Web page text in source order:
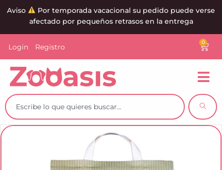
Aviso
Por temporada vacacional su pedido puede verse
afectado por pequeños retrasos en la entrega
Login Registro 0